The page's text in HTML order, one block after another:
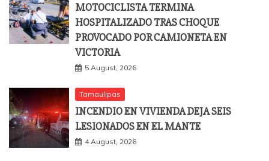
MOTOCICLISTA TERMINA
HOSPITALIZADO TRAS CHOQUE
PROVOCADO POR CAMIONETA EN
VICTORIA
5 August, 2026
Tamaulipas
INCENDIO EN VIVIENDA DEJA SEIS
LESIONADOS EN EL MANTE
4 August, 2026